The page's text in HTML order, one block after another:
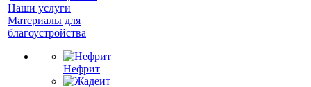
Наши услуги
Материалы для
благоустройства
Нефрит